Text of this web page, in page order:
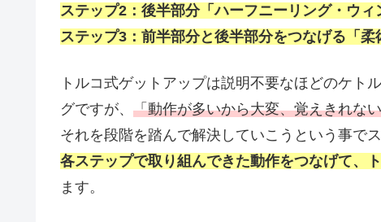
ステップ2：後半部分「ハーフニーリング・ウィ
ステップ3：前半部分と後半部分をつなげる「柔
トルコ式ゲットアップは説明不要なほどのケト
グですが、 「動作が多いから大変、覚えきれな
それを段階を踏んで解決していこうという事で
各ステップで取り組んできた動作をつなげて、
ます。